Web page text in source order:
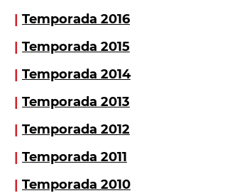
| Temporada 2016
| Temporada 2015
| Temporada 2014
| Temporada 2013
| Temporada 2012
| Temporada 2011
| Temporada 2010